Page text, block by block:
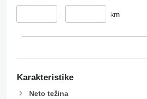
– km
Karakteristike
Neto težina